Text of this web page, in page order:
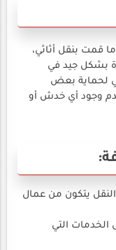
قمت بنقل أثاثي،
بشكل جيد في
لحماية بعض
وجود أي خدش أو
النقل يتكون من عمال
التي